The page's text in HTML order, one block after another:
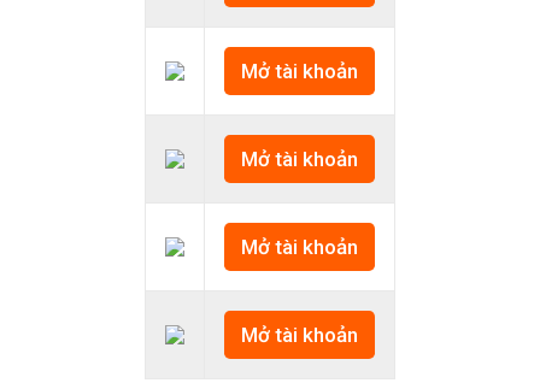
Mở tài khoản
Mở tài khoản
Mở tài khoản
Mở tài khoản